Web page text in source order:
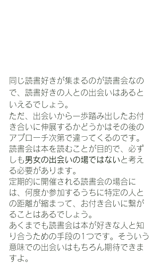
同じ読書好きが集まるのが読書会なの
で、読書好きの人との出会いはあると
いえるでしょう。
ただ、出会いから一歩踏み出したお付
き合いに伸展するかどうかはその後の
アプローチ次第で違ってくるのです。
読書会は本を読むことが目的で、必ず
しも男女の出会いの場ではないと考え
る必要があります。
定期的に開催される読書会の場合に
は、何度か参加するうちに特定の人と
の距離が縮まって、お付き合いに繋が
ることはあるでしょう。
あくまでも読書会は本が好きな人と知
り合うための手段の1つです。そういう
意味での出会いはもちろん期待できま
すよ。